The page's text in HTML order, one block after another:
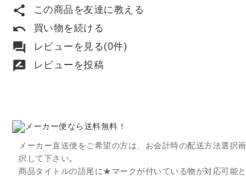
share この商品を友達に教える
undo 買い物を続ける
forum レビューを見る(0件)
rate_review レビューを投稿
メーカー直送便をご希望の方は、お会計時の配送方法選択
択して下さい。
商品タイトルの語尾に★マークが付いている物が対応可能